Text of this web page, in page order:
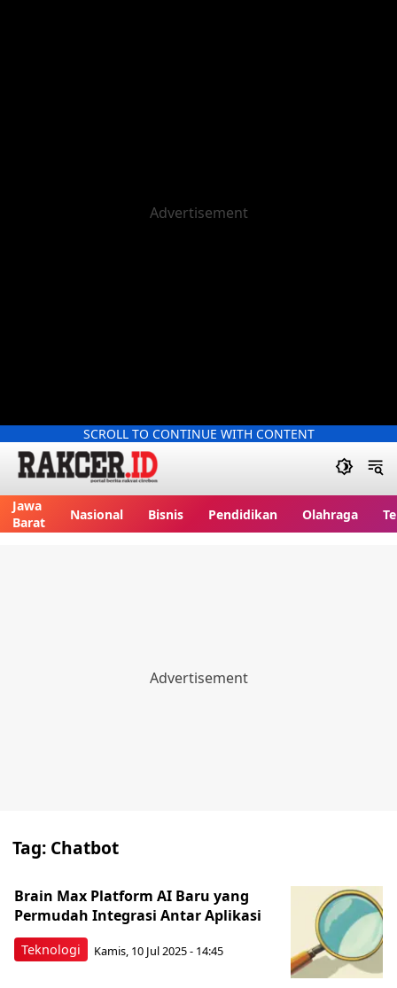
SCROLL TO CONTINUE WITH CONTENT
Jawa
Barat
Nasional Bisnis Pendidikan Olahraga
Tag: Chatbot
Teknologi
Brain Max Platform AI Baru yang
Permudah Integrasi Antar Aplikasi
Kamis, 10 Jul 2025 - 14:45